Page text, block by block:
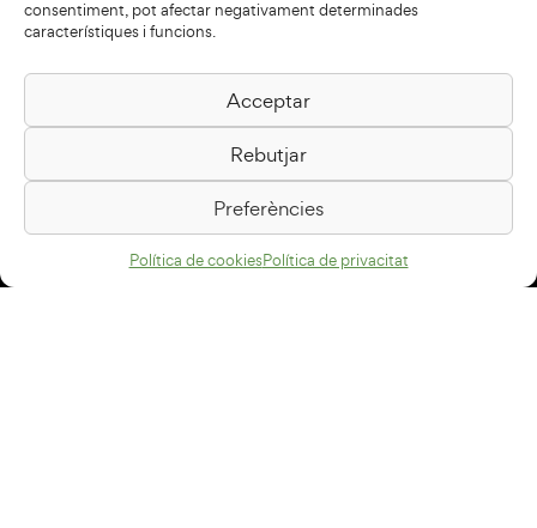
consentiment, pot afectar negativament determinades
característiques i funcions.
Acceptar
Rebutjar
Preferències
Política de cookiesPolítica de privacitat
Biblioteca Pilarin Bayés
Passeig de la Generalitat, 1
08500 Vic